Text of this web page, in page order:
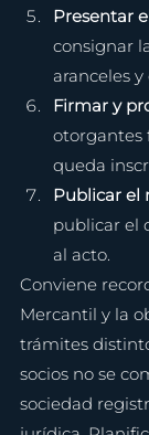
Presentar
consignar
aranceles
Firmar y
otorgantes
queda
Publicar el
publicar el
al acto.
Conviene
Mercantil y la
trámites
socios no se
sociedad